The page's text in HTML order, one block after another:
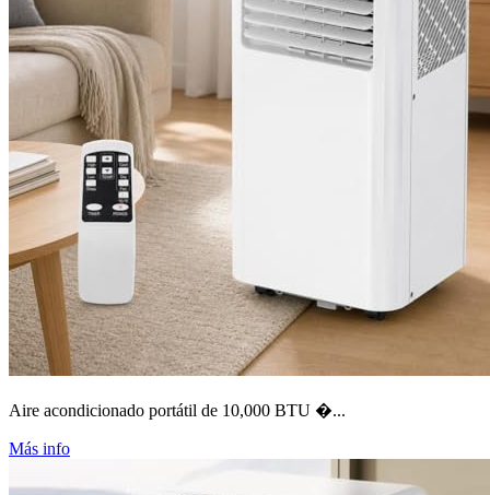
Aire acondicionado portátil de 10,000 BTU �...
Más info